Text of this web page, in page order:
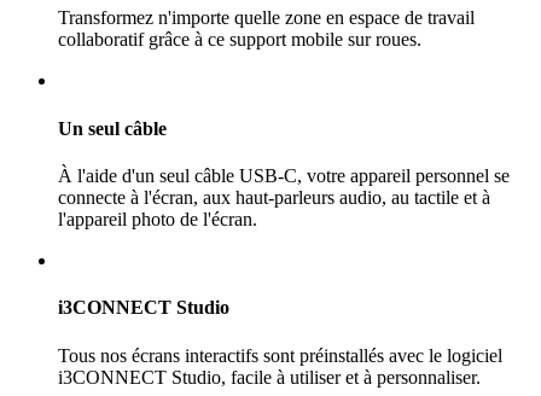
Transformez n'importe quelle zone en espace de travail
collaboratif grâce à ce support mobile sur roues.
Un seul câble
À l'aide d'un seul câble USB-C, votre appareil personnel se
connecte à l'écran, aux haut-parleurs audio, au tactile et à
l'appareil photo de l'écran.
i3CONNECT Studio
Tous nos écrans interactifs sont préinstallés avec le logiciel
i3CONNECT Studio, facile à utiliser et à personnaliser.